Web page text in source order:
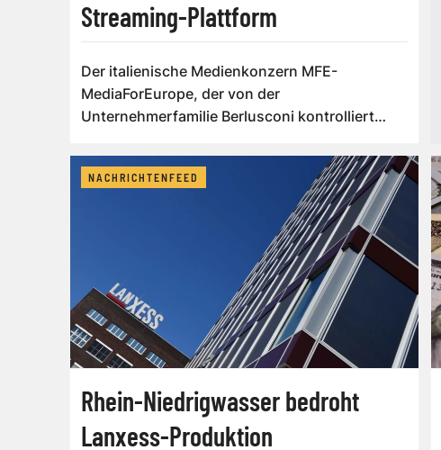
Streaming-Plattform
Der italienische Medienkonzern MFE-
MediaForEurope, der von der
Unternehmerfamilie Berlusconi kontrolliert
NACHRICHTENFEED
Rhein-Niedrigwasser bedroht
Lanxess-Produktion